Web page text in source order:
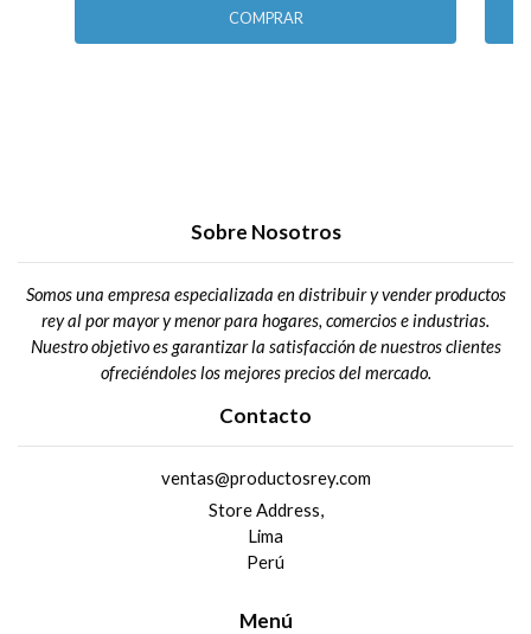
COMPRAR
Sobre Nosotros
Somos una empresa especializada en distribuir y vender productos
rey al por mayor y menor para hogares, comercios e industrias.
Nuestro objetivo es garantizar la satisfacción de nuestros clientes
ofreciéndoles los mejores precios del mercado.
Contacto
ventas@productosrey.com
Store Address,
Lima
Perú
Menú